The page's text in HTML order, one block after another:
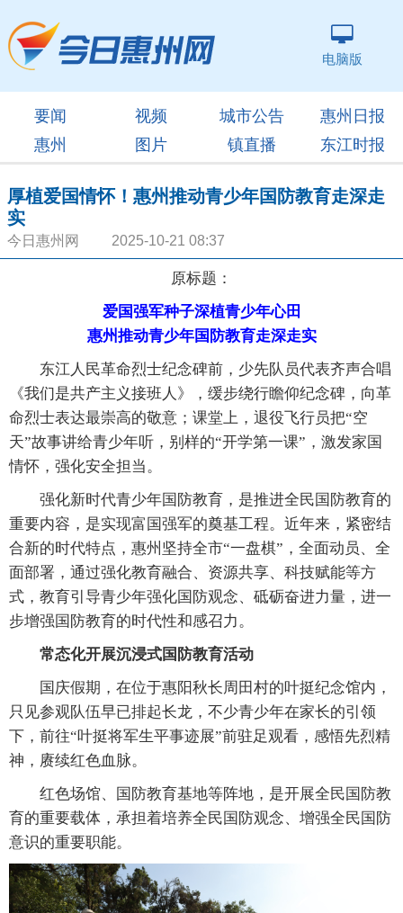
电脑版
要闻 视频 城市公告
惠州日报
惠州
图片 镇直播 东江时报
厚植爱国情怀！惠州推动青少年国防教育走深走
实
今日惠州网 2025-10-21 08:37
原标题：
爱国强军种子深植青少年心田
惠州推动青少年国防教育走深走实
东江人民革命烈士纪念碑前，少先队员代表齐声合唱
《我们是共产主义接班人》，缓步绕行瞻仰纪念碑，向革
命烈士表达最崇高的敬意；课堂上，退役飞行员把“空
天”故事讲给青少年听，别样的“开学第一课”，激发家国
情怀，强化安全担当。
强化新时代青少年国防教育，是推进全民国防教育的
重要内容，是实现富国强军的奠基工程。近年来，紧密结
合新的时代特点，惠州坚持全市“一盘棋”，全面动员、全
面部署，通过强化教育融合、资源共享、科技赋能等方
式，教育引导青少年强化国防观念、砥砺奋进力量，进一
步增强国防教育的时代性和感召力。
常态化开展沉浸式国防教育活动
国庆假期，在位于惠阳秋长周田村的叶挺纪念馆内，
只见参观队伍早已排起长龙，不少青少年在家长的引领
下，前往“叶挺将军生平事迹展”前驻足观看，感悟先烈精
神，赓续红色血脉。
红色场馆、国防教育基地等阵地，是开展全民国防教
育的重要载体，承担着培养全民国防观念、增强全民国防
意识的重要职能。